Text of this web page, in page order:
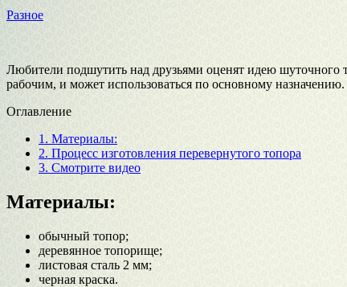
Разное
Любители подшутить над друзьями оценят идею шуточного
рабочим, и может использоваться по основному назначению.
Оглавление
1. Материалы:
2. Процесс изготовления перевернутого топора
3. Смотрите видео
Материалы:
обычный топор;
деревянное топорище;
листовая сталь 2 мм;
черная краска.